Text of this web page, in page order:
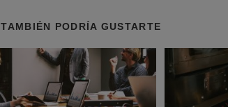
TAMBIÉN PODRÍA GUSTARTE